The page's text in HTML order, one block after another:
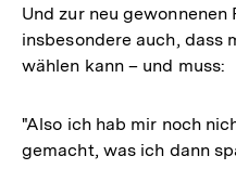
Und zur neu gewonnenen
insbesondere auch, dass
wählen kann – und muss:
"Also ich hab mir noch
gemacht, was ich dann